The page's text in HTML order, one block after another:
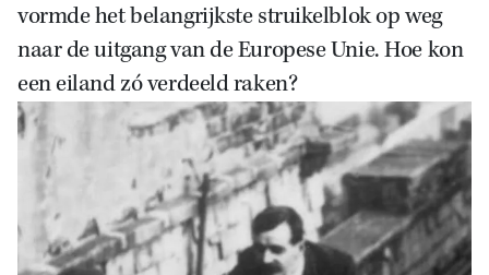
Zoek
vormde het belangrijkste struikelblok op weg
naar de uitgang van de Europese Unie. Hoe kon
een eiland zó verdeeld raken?